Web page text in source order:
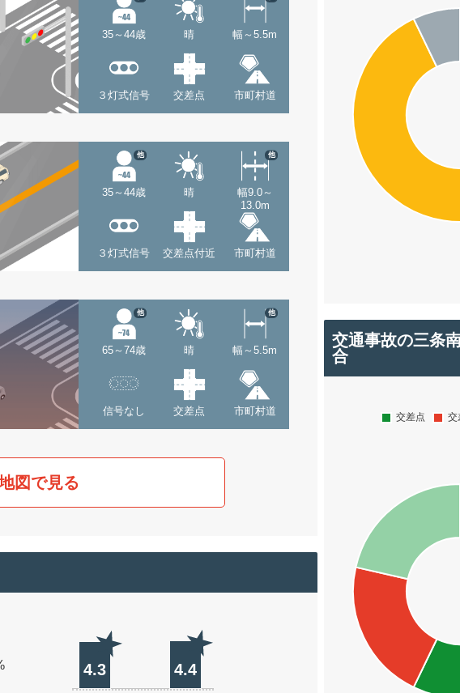
35～44歳 晴 幅～5.5m
３灯式信号 交差点 市町村道
35～44歳
他
晴
幅9.0～
13.0m
他
３灯式信号 交差点付近 市町村道
65～74歳
他
晴 幅～5.5m
他
信号なし 交差点 市町村道
図で見る
4.3 4.4
交通事故の三条
合